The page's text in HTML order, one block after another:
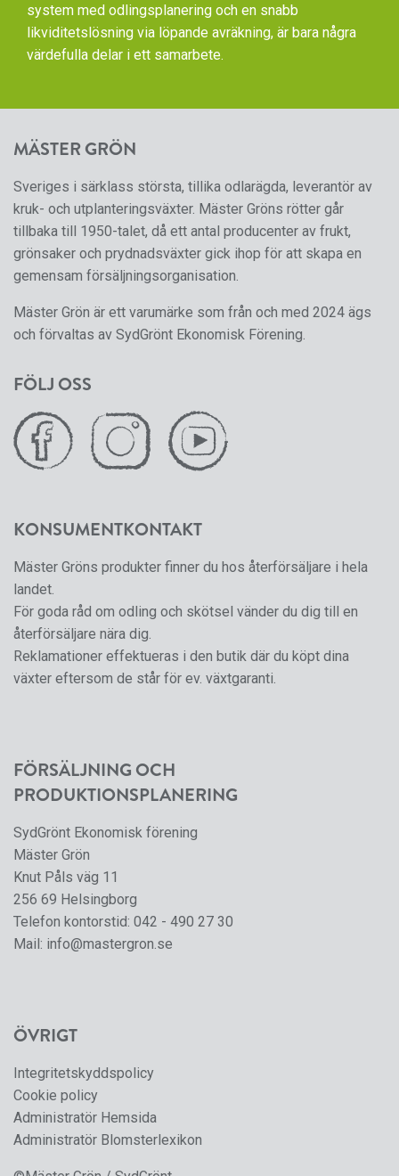
system med odlingsplanering och en snabb
likviditetslösning via löpande avräkning, är bara några
värdefulla delar i ett samarbete.
MÄSTER GRÖN
Sveriges i särklass största, tillika odlarägda, leverantör av
kruk- och utplanteringsväxter. Mäster Gröns rötter går
tillbaka till 1950-talet, då ett antal producenter av frukt,
grönsaker och prydnadsväxter gick ihop för att skapa en
gemensam försäljningsorganisation.
Mäster Grön är ett varumärke som från och med 2024 ägs
och förvaltas av SydGrönt Ekonomisk Förening.
FÖLJ OSS
KONSUMENTKONTAKT
Mäster Gröns produkter finner du hos återförsäljare i hela
landet.
För goda råd om odling och skötsel vänder du dig till en
återförsäljare nära dig.
Reklamationer effektueras i den butik där du köpt dina
växter eftersom de står för ev. växtgaranti.
FÖRSÄLJNING OCH
PRODUKTIONSPLANERING
SydGrönt Ekonomisk förening
Mäster Grön
Knut Påls väg 11
256 69 Helsingborg
Telefon kontorstid: 042 - 490 27 30
Mail: info@mastergron.se
ÖVRIGT
Integritetskyddspolicy
Cookie policy
Administratör Hemsida
Administratör Blomsterlexikon